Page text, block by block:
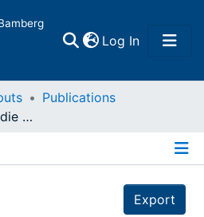
Log In(current)
Publications
Das Erbe tradieren, die Gegenwart rezipieren : Erinnerungstendenzen der Familiengeschichte der Nürnberger Tucher in der zweiten Hälfte des 16. Jahrhundert
Export